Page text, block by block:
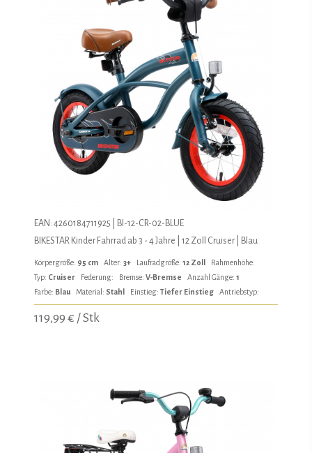
EAN: 4260184711925 | BI-12-CR-02-BLUE
BIKESTAR Kinder Fahrrad ab 3 - 4 Jahre | 12 Zoll Cruiser | Blau
Körpergröße: 95 cm Alter: 3+ Laufradgröße: 12 Zoll
Rahmenhöhe:
Typ: Cruiser Federung: Bremse: V-Bremse Anzahl Gänge: 1
Farbe: Blau Material: Stahl Einstieg: Tiefer Einstieg Antriebstyp:
119,99 € / Stk